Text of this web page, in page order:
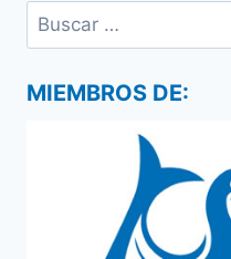
Buscar:
MIEMBROS DE: